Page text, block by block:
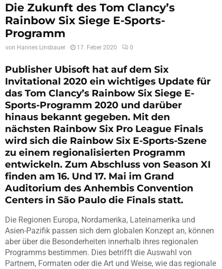
Die Zukunft des Tom Clancy’s
Rainbow Six Siege E-Sports-
Programm
von Hannes Linsbauer 17. Feber 2020 0
Publisher Ubisoft hat auf dem Six
Invitational 2020 ein wichtiges Update für
das Tom Clancy’s Rainbow Six Siege E-
Sports-Programm 2020 und darüber
hinaus bekannt gegeben. Mit den
nächsten Rainbow Six Pro League Finals
wird sich die Rainbow Six E-Sports-Szene
zu einem regionalisierten Programm
entwickeln. Zum Abschluss von Season XI
finden am 16. Und 17. Mai im Grand
Auditorium des Anhembis Convention
Centers in São Paulo die Finals statt.
Die Regionen Europa, Nordamerika, Lateinamerika und
Asien-Pazifik passen sich dem globalen Konzept an, können
aber über die Besonderheiten innerhalb ihres regionalen
Programms bestimmen. Dies betrifft die Auswahl von
Partnern, Formaten oder die Art und Weise, wie das regionale